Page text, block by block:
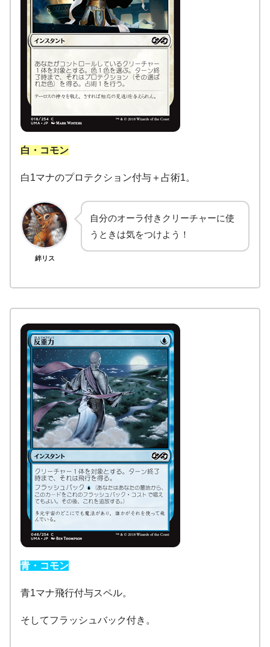
白・コモン
白1マナのプロテクション付与＋占術1。
絆リス
自分のオーラ付きクリーチャーに使
うときは気をつけよう！
青・コモン
青1マナ飛行付与スペル。
そしてフラッシュバック付き。